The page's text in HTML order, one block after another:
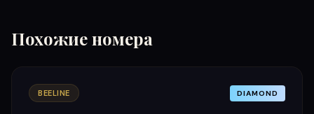
Похожие номера
BEELINE DIAMOND